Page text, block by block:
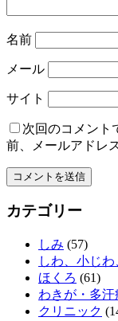
名前
メール
サイト
次回のコメント
前、メールアドレ
カテゴリー
しみ (57)
しわ、小じ
ほくろ (61)
わきが・多汗
クリニック